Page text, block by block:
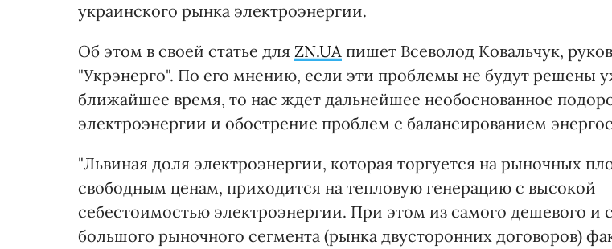
украинского рынка электроэнергии.
Об этом в своей статье для ZN.UA пишет Всеволод Ковальчук,
"Укрэнерго". По его мнению, если эти проблемы не будут решены
ближайшее время, то нас ждет дальнейшее необоснованное
электроэнергии и обострение проблем с балансированием
"Львиная доля электроэнергии, которая торгуется на рыночных
свободным ценам, приходится на тепловую генерацию с высокой
себестоимостью электроэнергии. При этом из самого дешевого и
большого рыночного сегмента (рынка двусторонних договоров)